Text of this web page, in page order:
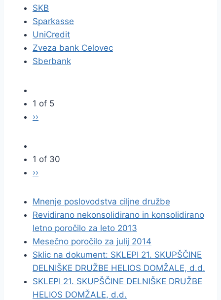
SKB
Sparkasse
UniCredit
Zveza bank Celovec
Sberbank
1 of 5
››
1 of 30
››
Mnenje poslovodstva ciljne družbe
Revidirano nekonsolidirano in konsolidirano
letno poročilo za leto 2013
Mesečno poročilo za julij 2014
Sklic na dokument: SKLEPI 21. SKUPŠČINE
DELNIŠKE DRUŽBE HELIOS DOMŽALE, d.d.
SKLEPI 21. SKUPŠČINE DELNIŠKE DRUŽBE
HELIOS DOMŽALE, d.d.